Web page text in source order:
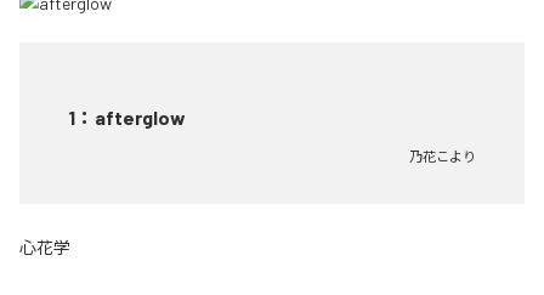
1 ： afterglow
乃花こより
心花学